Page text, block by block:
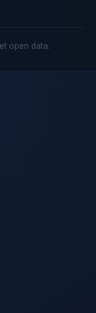
open data.